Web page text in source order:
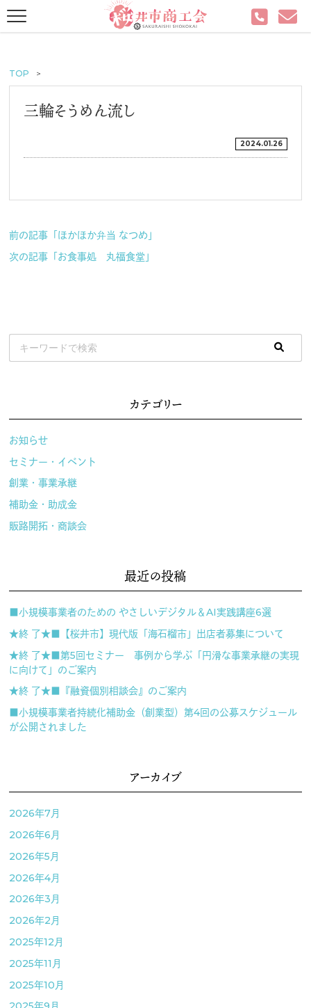
TOP
三輪そうめん流し
2024.01.26
前の記事「ほかほか弁当 なつめ」
次の記事「お食事処 丸福食堂」
カテゴリー
お知らせ
セミナー・イベント
創業・事業承継
補助金・助成金
販路開拓・商談会
最近の投稿
■小規模事業者のための やさしいデジタル＆AI実践講座6選
★終 了★■【桜井市】現代版「海石榴市」出店者募集について
★終 了★■第5回セミナー 事例から学ぶ「円滑な事業承継の実現
に向けて」のご案内
★終 了★■『融資個別相談会』のご案内
■小規模事業者持続化補助金（創業型）第4回の公募スケジュール
が公開されました
アーカイブ
2026年7月
2026年6月
2026年5月
2026年4月
2026年3月
2026年2月
2025年12月
2025年11月
2025年10月